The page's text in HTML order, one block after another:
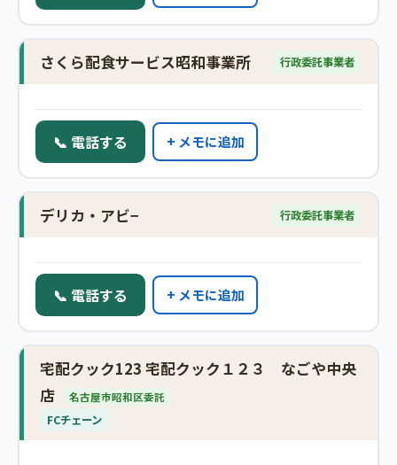
さくら配食サービス昭和事業所 行政委託事業者
📞 電話する + メモに追加
デリカ・アビ− 行政委託事業者
📞 電話する + メモに追加
宅配クック123 宅配クック１２３ なごや中央
店
名古屋市昭和区委託
FCチェーン